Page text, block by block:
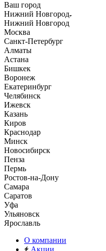
Ваш город
Нижний Новгород
Нижний Новгород
Москва
Санкт-Петербург
Алматы
Астана
Бишкек
Воронеж
Екатеринбург
Челябинск
Ижевск
Казань
Киров
Краснодар
Минск
Новосибирск
Пенза
Пермь
Ростов-на-Дону
Самара
Саратов
Уфа
Ульяновск
Ярославль
О компании
Акции